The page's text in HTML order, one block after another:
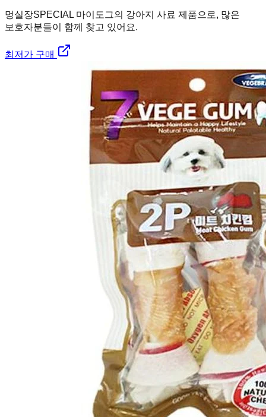
멍실장SPECIAL 마이도그의 강아지 사료 제품으로, 많은
보호자분들이 함께 찾고 있어요.
최저가 구매